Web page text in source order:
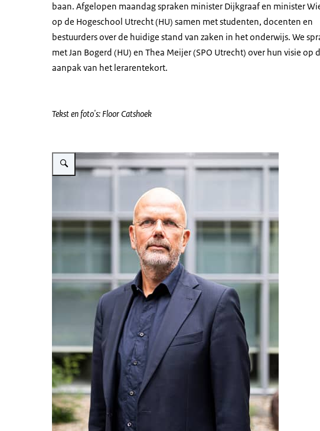
baan. Afgelopen maandag spraken minister Dijkgraaf en minister
op de Hogeschool Utrecht (HU) samen met studenten, docenten en
bestuurders over de huidige stand van zaken in het onderwijs. We
met Jan Bogerd (HU) en Thea Meijer (SPO Utrecht) over hun visie op
aanpak van het lerarentekort.
Tekst en foto's: Floor Catshoek
Vergroot afbeelding Jan Bogerd